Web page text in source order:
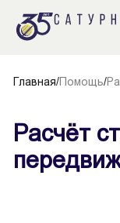
Главная/Помощь/
Расчёт